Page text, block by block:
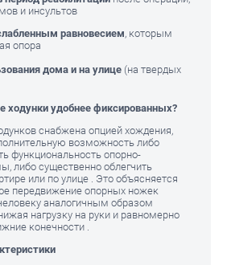
и инсультов
равновесием , которым
опора
дома и на улице (на твердых
удобнее фиксированных?
снабжена опцией хождения,
возможность либо
функциональность опорно-
либо существенно облегчить
или по улице . Это объясняется
передвижение опорных ножек
аналогичным образом
нагрузку на руки и равномерно
конечности .